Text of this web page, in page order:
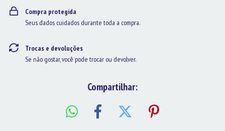
Compra protegida
Seus dados cuidados durante toda a compra.
Trocas e devoluções
Se não gostar, você pode trocar ou devolver.
Compartilhar: